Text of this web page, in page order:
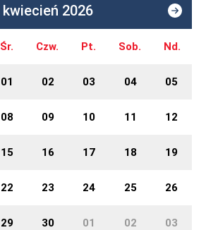
kwiecień 2026
Śr. Czw. Pt. Sob. Nd.
01 02 03 04 05
08 09 10 11 12
15 16 17 18 19
22 23 24 25 26
29 30 01 02 03